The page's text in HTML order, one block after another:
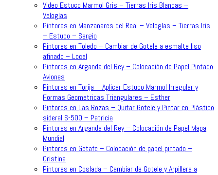
Video Estuco Marmol Gris – Tierras Iris Blancas –
Veloglas
Pintores en Manzanares del Real – Veloglas – Tierras Iris
– Estuco – Sergio
Pintores en Toledo – Cambiar de Gotele a esmalte liso
afinado – Local
Pintores en Arganda del Rey – Colocación de Papel Pintado
Aviones
Pintores en Torija – Aplicar Estuco Marmol Irregular y
Formas Geometricas Triangulares – Esther
Pintores en Las Rozas – Quitar Gotele y Pintar en Plástico
sideral S-500 – Patricia
Pintores en Arganda del Rey – Colocación de Papel Mapa
Mundial
Pintores en Getafe – Colocación de papel pintado –
Cristina
Pintores en Coslada – Cambiar de Gotele y Arpillera a